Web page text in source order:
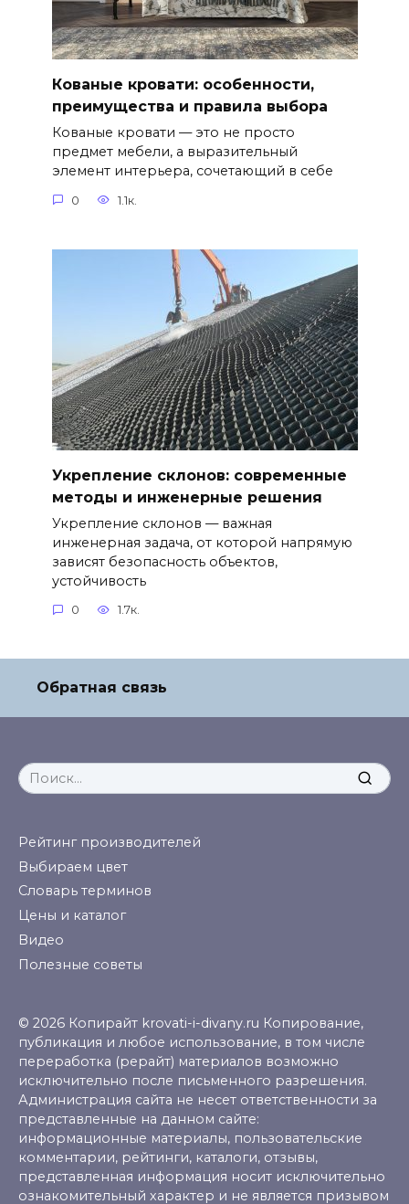
Кованые кровати: особенности,
преимущества и правила выбора
Кованые кровати — это не просто
предмет мебели, а выразительный
элемент интерьера, сочетающий в себе
0 1.1к.
Укрепление склонов: современные
методы и инженерные решения
Укрепление склонов — важная
инженерная задача, от которой напрямую
зависят безопасность объектов,
устойчивость
0 1.7к.
Обратная связь
Search
for:
Рейтинг производителей
Выбираем цвет
Словарь терминов
Цены и каталог
Видео
Полезные советы
© 2026 Копирайт krovati-i-divany.ru Копирование,
публикация и любое использование, в том числе
переработка (рерайт) материалов возможно
исключительно после письменного разрешения.
Администрация сайта не несет ответственности за
представленные на данном сайте:
информационные материалы, пользовательские
комментарии, рейтинги, каталоги, отзывы,
представленная информация носит исключительно
ознакомительный характер и не является призывом